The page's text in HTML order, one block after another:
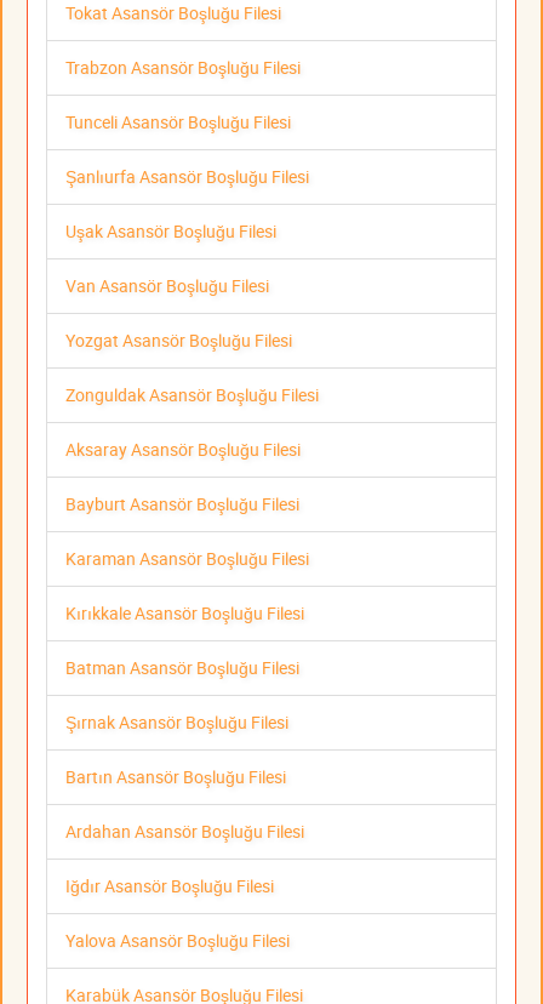
Tokat Asansör Boşluğu Filesi
Trabzon Asansör Boşluğu Filesi
Tunceli Asansör Boşluğu Filesi
Şanlıurfa Asansör Boşluğu Filesi
Uşak Asansör Boşluğu Filesi
Van Asansör Boşluğu Filesi
Yozgat Asansör Boşluğu Filesi
Zonguldak Asansör Boşluğu Filesi
Aksaray Asansör Boşluğu Filesi
Bayburt Asansör Boşluğu Filesi
Karaman Asansör Boşluğu Filesi
Kırıkkale Asansör Boşluğu Filesi
Batman Asansör Boşluğu Filesi
Şırnak Asansör Boşluğu Filesi
Bartın Asansör Boşluğu Filesi
Ardahan Asansör Boşluğu Filesi
Iğdır Asansör Boşluğu Filesi
Yalova Asansör Boşluğu Filesi
Karabük Asansör Boşluğu Filesi